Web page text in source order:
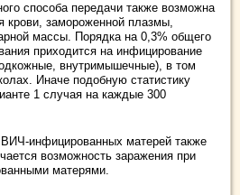
способа передачи также возможна
крови, замороженной плазмы,
массы. Порядка на 0,3% общего
приходится на инфицирование
внутримышечные), в том
Иначе подобную статистику
1 случая на каждые 300
инфицированных матерей также
возможность заражения при
матерями.